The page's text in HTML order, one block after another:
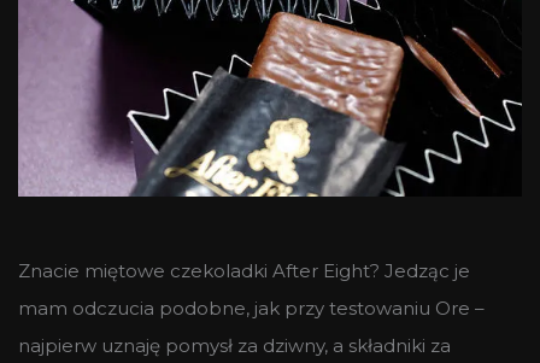
Znacie miętowe czekoladki After Eight? Jedząc je
mam odczucia podobne, jak przy testowaniu Ore –
najpierw uznaję pomysł za dziwny, a składniki za